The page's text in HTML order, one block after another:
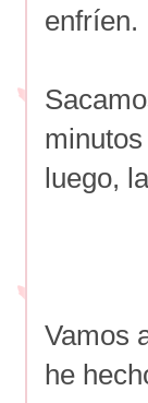
enfríen.
luego,
Vamos
he